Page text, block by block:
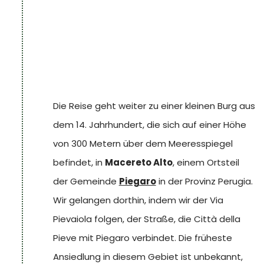
Schatten einer jungen Frau in
Renaissancekleidung eingefangen zu haben
scheinen.
Familie Alfani verbunden. Die Geschichte
besagt, dass drei maskierte Jäger ein
Bauernmädchen in der Nähe des Dorfes
trafen und sie fragten, ob es Hasen zu jagen
gäbe. Das Mädchen antwortete, dass die
"Alfanacci", die bekannten Räuber der
Gegend, alle Hasen gefressen hätten. Unter
den großen Hüten, die die Gesichter der
Jäger verbargen, verbargen sich jedoch die
Die Reise geht weiter zu einer kleinen Burg aus
dem 14. Jahrhundert, die sich auf einer Höhe
von 300 Metern über dem Meeresspiegel
befindet, in Macereto Alto, einem Ortsteil
der Gemeinde Piegaro in der Provinz Perugia.
Wir gelangen dorthin, indem wir der Via
Pievaiola folgen, der Straße, die Città della
Pieve mit Piegaro verbindet. Die früheste
Ansiedlung in diesem Gebiet ist unbekannt,